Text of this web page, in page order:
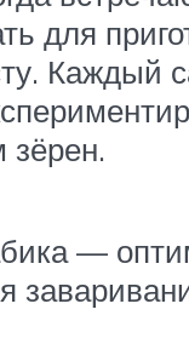
для
Каждый
—